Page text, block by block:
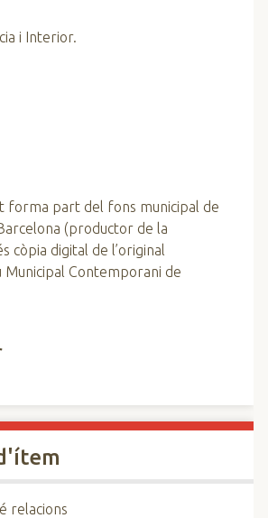
i Interior.
forma part del fons municipal de
(productor de la
còpia digital de l’original
Municipal Contemporani de
relacions